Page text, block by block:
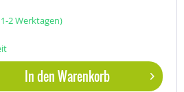
2 Werktagen)
In denWarenkorb